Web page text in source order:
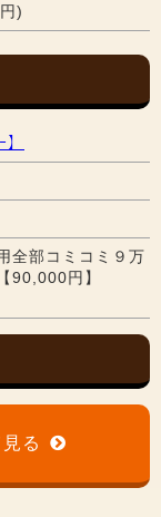
)
全部コミコミ９万
90,000円】
る